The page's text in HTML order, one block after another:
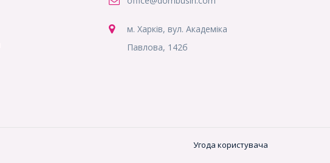
м. Харків, вул. Академіка
Павлова, 142б
Угода користувача